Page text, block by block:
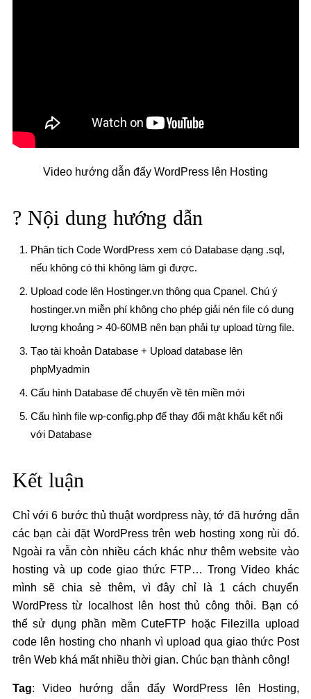
Video hướng dẫn đẩy WordPress lên Hosting
? Nội dung hướng dẫn
Phân tích Code WordPress xem có Database dạng .sql,
nếu không có thì không làm gì được.
Upload code lên Hostinger.vn thông qua Cpanel. Chú ý
hostinger.vn miễn phí không cho phép giải nén file có dung
lượng khoảng > 40-60MB nên bạn phải tự upload từng file.
Tạo tài khoản Database + Upload database lên
phpMyadmin
Cấu hình Database để chuyển về tên miền mới
Cấu hình file wp-config.php để thay đổi mật khẩu kết nối
với Database
Kết luận
Chỉ với 6 bước thủ thuật wordpress này, tớ đã hướng dẫn
các bạn cài đặt WordPress trên web hosting xong rùi đó.
Ngoài ra vẫn còn nhiều cách khác như thêm website vào
hosting và up code giao thức FTP… Trong Video khác
mình sẽ chia sẻ thêm, vì đây chỉ là 1 cách chuyển
WordPress từ localhost lên host thủ công thôi. Bạn có
thể sử dụng phần mềm CuteFTP hoặc Filezilla upload
code lên hosting cho nhanh vì upload qua giao thức Post
trên Web khá mất nhiều thời gian. Chúc bạn thành công!
Tag: Video hướng dẫn đẩy WordPress lên Hosting,